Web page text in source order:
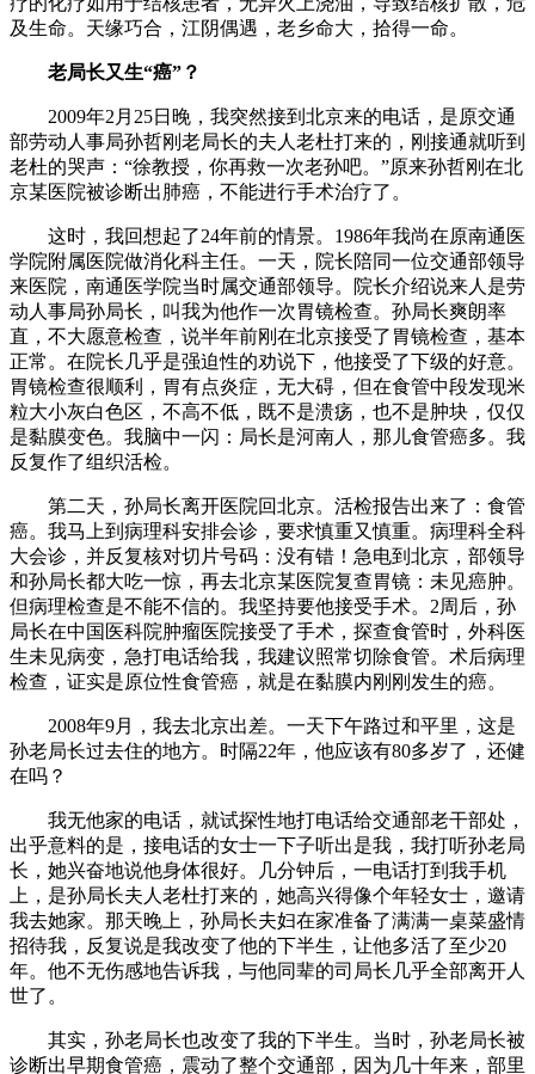
及生命。天缘巧合，江阴偶遇，老乡命大，拾得一命。
老局长又生“癌”？
2009年2月25日晚，我突然接到北京来的电话，是原交通
部劳动人事局孙哲刚老局长的夫人老杜打来的，刚接通就听到
老杜的哭声：“徐教授，你再救一次老孙吧。”原来孙哲刚在北
京某医院被诊断出肺癌，不能进行手术治疗了。
这时，我回想起了24年前的情景。1986年我尚在原南通医
学院附属医院做消化科主任。一天，院长陪同一位交通部领导
来医院，南通医学院当时属交通部领导。院长介绍说来人是劳
动人事局孙局长，叫我为他作一次胃镜检查。孙局长爽朗率
直，不大愿意检查，说半年前刚在北京接受了胃镜检查，基本
正常。在院长几乎是强迫性的劝说下，他接受了下级的好意。
胃镜检查很顺利，胃有点炎症，无大碍，但在食管中段发现米
粒大小灰白色区，不高不低，既不是溃疡，也不是肿块，仅仅
是黏膜变色。我脑中一闪：局长是河南人，那儿食管癌多。我
反复作了组织活检。
第二天，孙局长离开医院回北京。活检报告出来了：食管
癌。我马上到病理科安排会诊，要求慎重又慎重。病理科全科
大会诊，并反复核对切片号码：没有错！急电到北京，部领导
和孙局长都大吃一惊，再去北京某医院复查胃镜：未见癌肿。
但病理检查是不能不信的。我坚持要他接受手术。2周后，孙
局长在中国医科院肿瘤医院接受了手术，探查食管时，外科医
生未见病变，急打电话给我，我建议照常切除食管。术后病理
检查，证实是原位性食管癌，就是在黏膜内刚刚发生的癌。
2008年9月，我去北京出差。一天下午路过和平里，这是
孙老局长过去住的地方。时隔22年，他应该有80多岁了，还健
在吗？
我无他家的电话，就试探性地打电话给交通部老干部处，
出乎意料的是，接电话的女士一下子听出是我，我打听孙老局
长，她兴奋地说他身体很好。几分钟后，一电话打到我手机
上，是孙局长夫人老杜打来的，她高兴得像个年轻女士，邀请
我去她家。那天晚上，孙局长夫妇在家准备了满满一桌菜盛情
招待我，反复说是我改变了他的下半生，让他多活了至少20
年。他不无伤感地告诉我，与他同辈的司局长几乎全部离开人
世了。
其实，孙老局长也改变了我的下半生。当时，孙老局长被
诊断出早期食管癌，震动了整个交通部，因为几十年来，部里